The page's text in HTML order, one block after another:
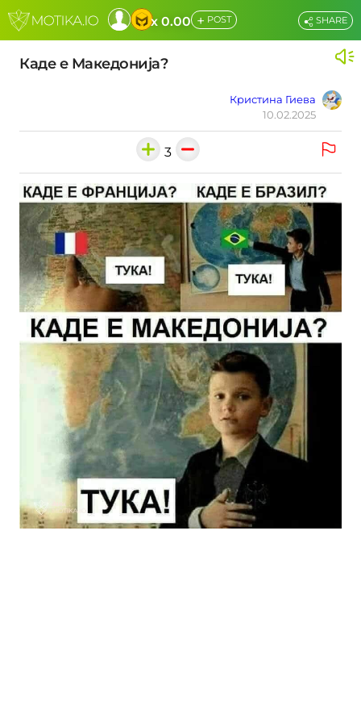
x 0.00 + POST
Каде е Македонија?
Кристина Гиева
10.02.2025
SHARE
3